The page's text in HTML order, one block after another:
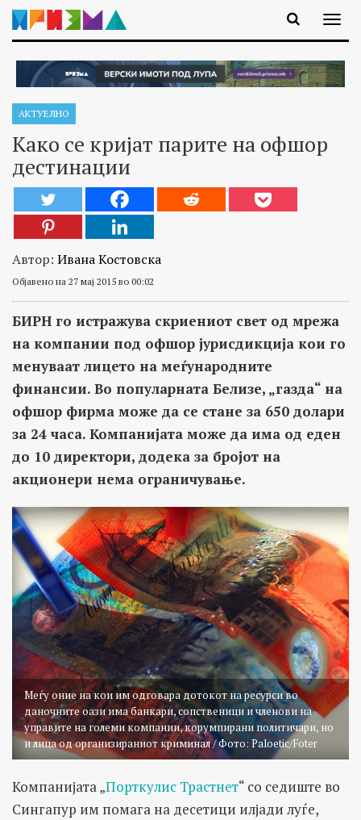
АКТУЕЛНО
Како се кријат парите на офшор
дестинации
Автор: Ивана Костовска
Објавено на 27 мај 2015 во 00:02
БИРН го истражува скриениот свет од мрежа
на компании под офшор јурисдикција кои го
менуваат лицето на меѓународните
финансии. Во популарната Белизе, „газда“ на
офшор фирма може да се стане за 650 долари
за 24 часа. Компанијата може да има од еден
до 10 директори, додека за бројот на
акционери нема ограничување.
Меѓу оние на кои им одговара дотокот на ресурси во
даночните оази има банкари, сопственици и членови на
управите на големи компании, корумпирани политичари, но
и лица од организираниот криминал / Фото: Paloetic/Foter
Компанијата „Порткулис Трастнет“ со седиште во
Сингапур им помага на десетици илјади луѓе,